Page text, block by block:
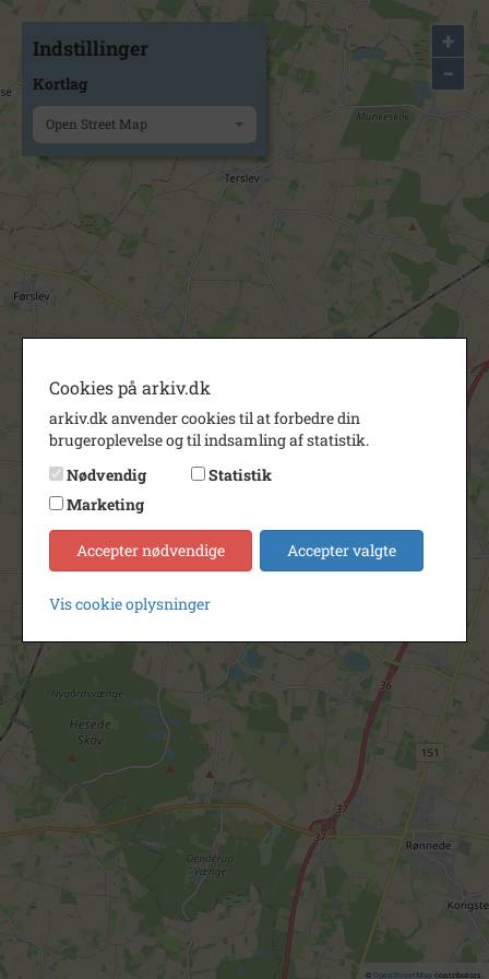
+
−
© OpenStreetMapcontributors.
Indstillinger
Kortlag
Open Street Map
Cookies på arkiv.dk
arkiv.dk anvender cookies til at forbedre din
brugeroplevelse og til indsamling af statistik.
Nødvendig
Statistik
Marketing
Accepter nødvendige Accepter valgte
Vis cookie oplysninger